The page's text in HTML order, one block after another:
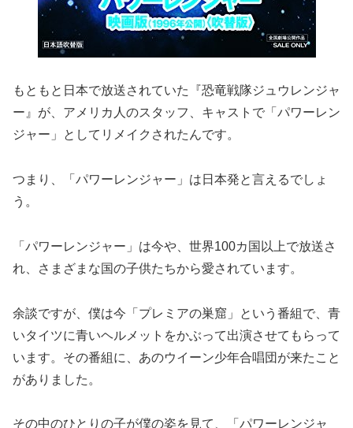
もともと日本で放送されていた『恐竜戦隊ジュウレンジャ
ー』が、アメリカ人のスタッフ、キャストで「パワーレン
ジャー」としてリメイクされたんです。
つまり、「パワーレンジャー」は日本発と言えるでしょ
う。
「パワーレンジャー」は今や、世界100カ国以上で放送さ
れ、さまざまな国の子供たちから愛されています。
余談ですが、僕は今「プレミアの巣窟」という番組で、青
いタイツに青いヘルメットをかぶって出演させてもらって
います。その番組に、あのウイーン少年合唱団が来たこと
がありました。
その中のひとりの子が僕の姿を見て、「パワーレンジャ